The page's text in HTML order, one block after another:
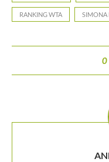
RANKING WTA SIMONA
0